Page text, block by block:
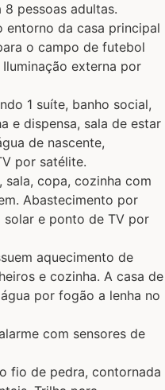
pessoas adultas.
entorno da casa principal
o campo de futebol
externa por
1 suíte, banho social,
e dispensa, sala de estar
de nascente,
por satélite.
copa, cozinha com
Abastecimento por
solar e ponto de TV por
aquecimento de
e cozinha. A casa de
por fogão a lenha no
com sensores de
fio de pedra, contornada